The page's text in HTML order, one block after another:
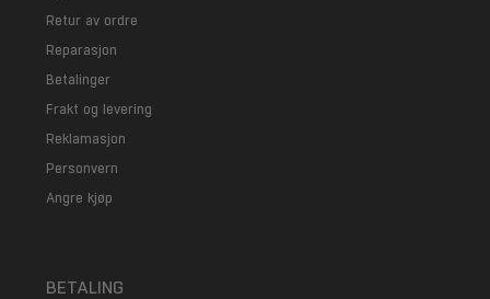
Retur av ordre
Reparasjon
Betalinger
Frakt og levering
Reklamasjon
Personvern
Angre kjøp
BETALING